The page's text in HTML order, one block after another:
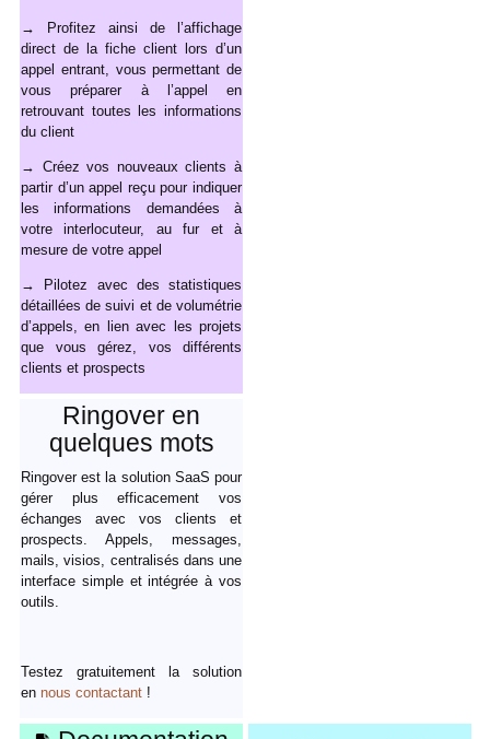
→
Profitez ainsi de l’affichage
direct de la fiche client lors d’un
appel entrant, vous permettant de
vous préparer à l’appel en
retrouvant toutes les informations
du client
→ Créez vos nouveaux clients à
partir d’un appel reçu pour indiquer
les informations demandées à
votre interlocuteur, au fur et à
mesure de votre appel
→ Pilotez avec des statistiques
détaillées de suivi et de volumétrie
d’appels, en lien avec les projets
que vous gérez, vos différents
clients et prospects
Ringover en
quelques mots
Ringover est la solution SaaS pour
gérer plus efficacement vos
échanges avec vos clients et
prospects. Appels, messages,
mails, visios, centralisés dans une
interface simple et intégrée à vos
outils.
Testez gratuitement la solution
en nous contactant !